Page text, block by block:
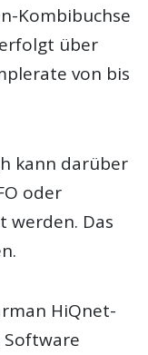
Kombibuchse
über
von bis
kann darüber
oder
werden. Das
HiQnet-